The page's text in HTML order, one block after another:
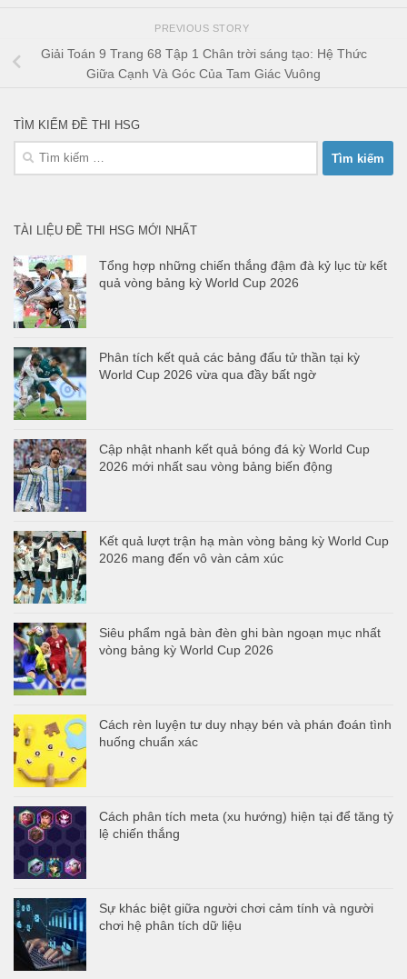
PREVIOUS STORY
Giải Toán 9 Trang 68 Tập 1 Chân trời sáng tạo: Hệ Thức
Giữa Cạnh Và Góc Của Tam Giác Vuông
TÌM KIẾM ĐỀ THI HSG
Tìm
TÀI LIỆU ĐỀ THI HSG MỚI NHẤT
Tổng hợp những chiến thắng đậm đà kỷ lục từ kết
quả vòng bảng kỳ World Cup 2026
Phân tích kết quả các bảng đấu tử thần tại kỳ
World Cup 2026 vừa qua đầy bất ngờ
Cập nhật nhanh kết quả bóng đá kỳ World Cup
2026 mới nhất sau vòng bảng biến động
Kết quả lượt trận hạ màn vòng bảng kỳ World Cup
2026 mang đến vô vàn cảm xúc
Siêu phẩm ngả bàn đèn ghi bàn ngoạn mục nhất
vòng bảng kỳ World Cup 2026
Cách rèn luyện tư duy nhạy bén và phán đoán tình
huống chuẩn xác
Cách phân tích meta (xu hướng) hiện tại để tăng tỷ
lệ chiến thắng
Sự khác biệt giữa người chơi cảm tính và người
chơi hệ phân tích dữ liệu